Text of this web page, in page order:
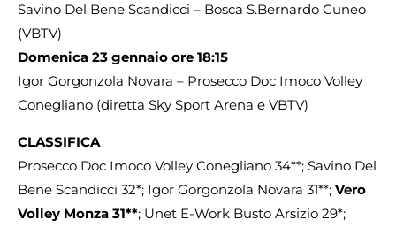
Savino Del Bene Scandicci – Bosca S.Bernardo Cuneo
(VBTV)
Domenica 23 gennaio ore 18:15
Igor Gorgonzola Novara – Prosecco Doc Imoco Volley
Conegliano (diretta Sky Sport Arena e VBTV)
CLASSIFICA
Prosecco Doc Imoco Volley Conegliano 34**; Savino Del
Bene Scandicci 32*; Igor Gorgonzola Novara 31**; Vero
Volley Monza 31**; Unet E-Work Busto Arsizio 29*;